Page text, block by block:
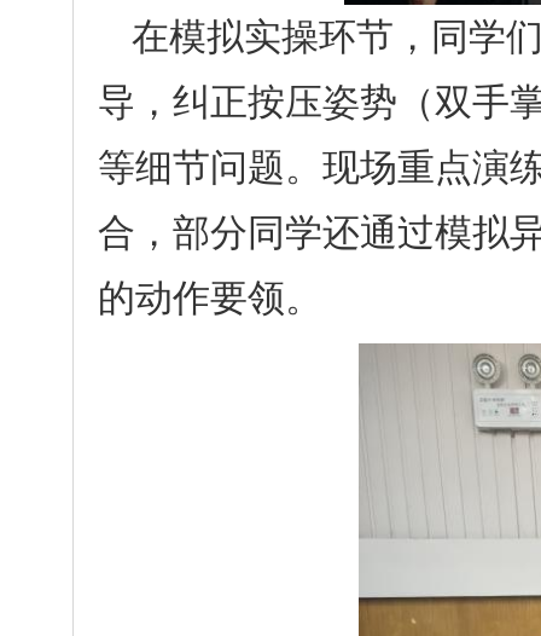
在模拟实操环节，同学
导，纠正按压姿势（双手
等细节问题。现场重点演
合，部分同学还通过模拟
的动作要领。